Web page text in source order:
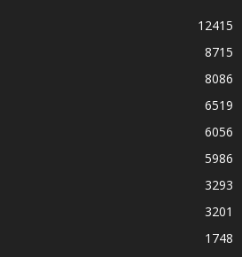
12415
8715
8086
6519
6056
5986
3293
3201
1748